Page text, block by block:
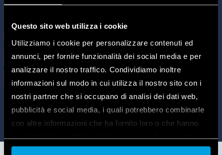
Questo sito web utilizza i cookie
Utilizziamo i cookie per personalizzare contenuti ed
annunci, per fornire funzionalità dei social media e per
analizzare il nostro traffico. Condividiamo inoltre
informazioni sul modo in cui utilizza il nostro sito con i
nostri partner che si occupano di analisi dei dati web,
pubblicità e social media, i quali potrebbero combinarle
con altre informazioni che ha fornito loro o che hanno
nostri cookie se continua ad utilizzare il nostro sito web.